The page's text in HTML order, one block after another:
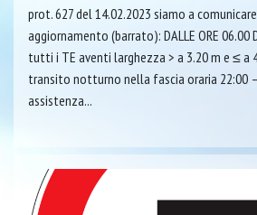
prot. 627 del 14.02.2023 siamo a
aggiornamento (barrato): DALLE ORE 06.00
tutti i TE aventi larghezza > a 3.20 m e ≤ a
transito notturno nella fascia oraria 22:00
assistenza...